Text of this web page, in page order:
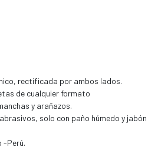
rectificada por ambos lados.
de cualquier formato
y arañazos.
solo con paño húmedo y jabón
-Perú.